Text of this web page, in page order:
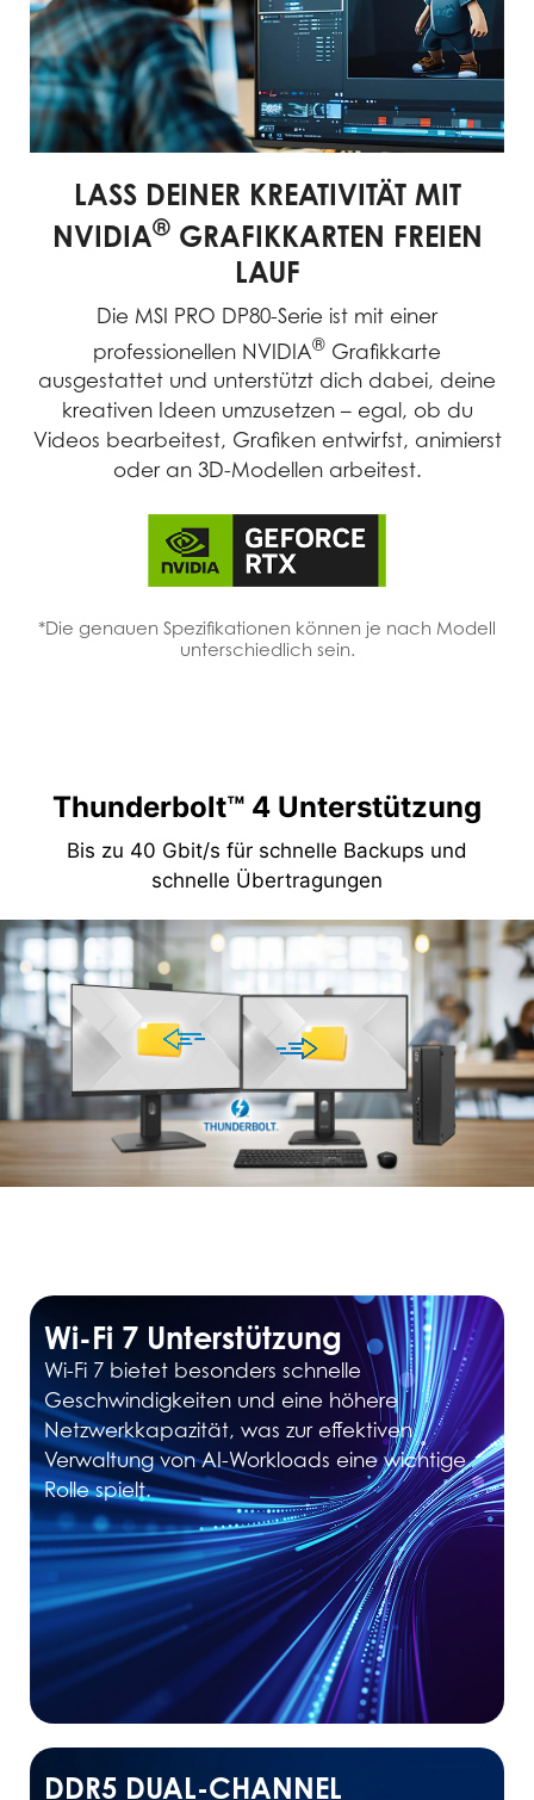
LASS DEINER KREATIVITÄT MIT
NVIDIA®GRAFIKKARTEN FREIEN
LAUF
Die MSI PRO DP80-Serie ist mit einer
professionellen NVIDIA® Grafikkarte
ausgestattet und unterstützt dich dabei, deine
kreativen Ideen umzusetzen – egal, ob du
Videos bearbeitest, Grafiken entwirfst, animierst
oder an 3D-Modellen arbeitest.
*Die genauen Spezifikationen können je nach Modell
unterschiedlich sein.
Thunderbolt™ 4 Unterstützung
Bis zu 40 Gbit/s für schnelle Backups und
schnelle Übertragungen
Wi-Fi 7 Unterstützung
Wi-Fi 7 bietet besonders schnelle
Geschwindigkeiten und eine höhere
Netzwerkkapazität, was zur effektiven
Verwaltung von AI-Workloads eine wichtige
Rolle spielt.
DDR5 DUAL-CHANNEL